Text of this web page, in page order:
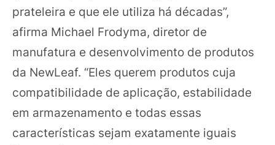
prateleira e que ele utiliza há décadas”,
afirma Michael Frodyma, diretor de
manufatura e desenvolvimento de produtos
da NewLeaf. “Eles querem produtos cuja
compatibilidade de aplicação, estabilidade
em armazenamento e todas essas
características sejam exatamente iguais